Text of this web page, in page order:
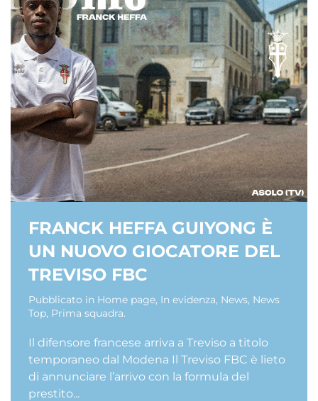
FRANCK HEFFA GUIYONG È
UN NUOVO GIOCATORE DEL
TREVISO FBC
Pubblicato in Home page, In evidenza, News, News
Top, Prima squadra.
Il difensore francese arriva a Treviso a titolo
temporaneo dal Modena Il Treviso FBC è lieto
di annunciare l’arrivo con la formula del
prestito...